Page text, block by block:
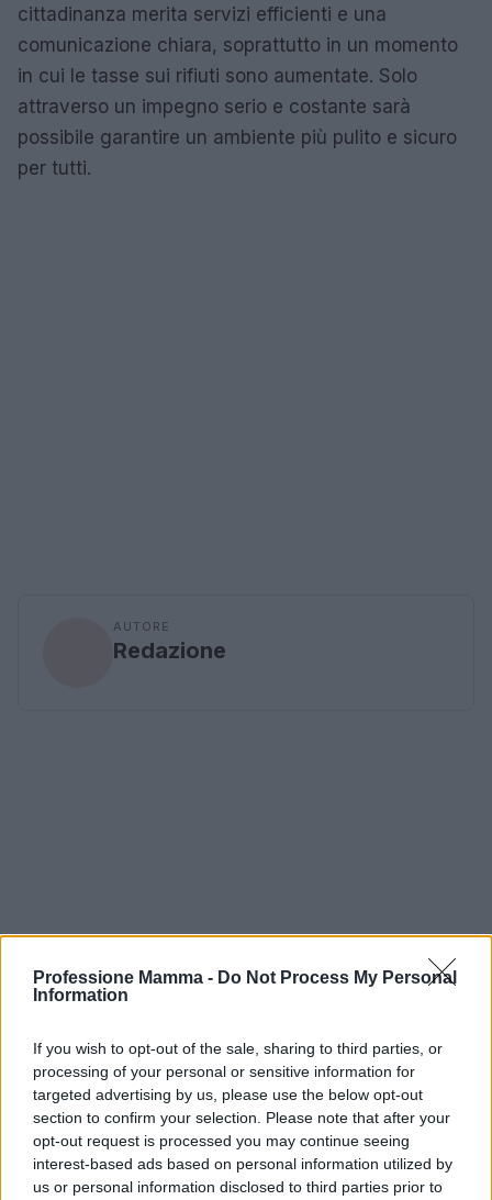
Professione Mamma - Do Not Process My Personal
Information
If you wish to opt-out of the sale, sharing to third parties, or
processing of your personal or sensitive information for
targeted advertising by us, please use the below opt-out
section to confirm your selection. Please note that after your
opt-out request is processed you may continue seeing
interest-based ads based on personal information utilized by
us or personal information disclosed to third parties prior to
cittadinanza merita servizi efficienti e una
comunicazione chiara, soprattutto in un momento
in cui le tasse sui rifiuti sono aumentate. Solo
attraverso un impegno serio e costante sarà
possibile garantire un ambiente più pulito e sicuro
per tutti.
AUTORE
Redazione